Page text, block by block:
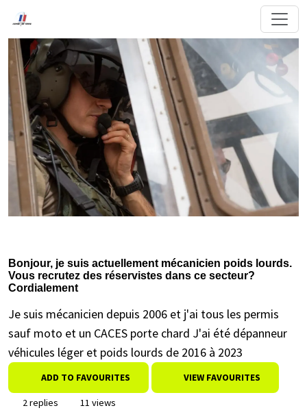
Bonjour, je suis actuellement mécanicien poids lourds.
Vous recrutez des réservistes dans ce secteur?
Cordialement
Je suis mécanicien depuis 2006 et j'ai tous les permis
sauf moto et un CACES porte chard J'ai été dépanneur
véhicules léger et poids lourds de 2016 à 2023
ADD TO FAVOURITES VIEW FAVOURITES
2 replies
11 views